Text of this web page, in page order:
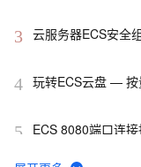
3 云服务器ECS安全
4 玩转ECS云盘 — 按
5 ECS 8080端口连